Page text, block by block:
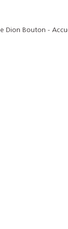
Dion Bouton -